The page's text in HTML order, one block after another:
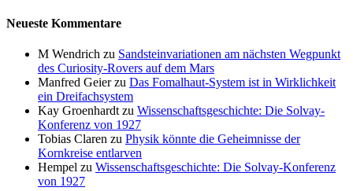
Neueste Kommentare
M Wendrich zu Sandsteinvariationen am nächsten Wegpunkt
des Curiosity-Rovers auf dem Mars
Manfred Geierzu Das Fomalhaut-System ist in Wirklichkeit
ein Dreifachsystem
Kay Groenhardt zu Wissenschaftsgeschichte: Die Solvay-
Konferenz von 1927
Tobias Claren zu Physik könnte die Geheimnisse der
Kornkreise entlarven
Hempel zu Wissenschaftsgeschichte: Die Solvay-Konferenz
von 1927